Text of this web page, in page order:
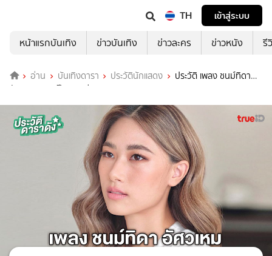
TH
เข้าสู่ระบบ
หน้าแรกบันเทิง
ข่าวบันเทิง ข่าวละคร ข่าวหนัง รี
อ่าน บันเทิงดารา ประวัตินักแสดง
ประวัติ เพลง ชนม์ทิดา
อัศวเหม เลิก เป๊ก เศรณี